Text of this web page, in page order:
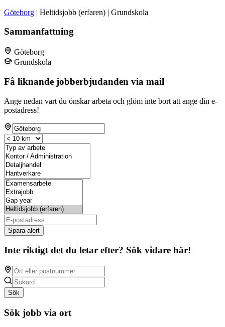
Göteborg | Heltidsjobb (erfaren) | Grundskola
Sammanfattning
Göteborg
Grundskola
Få liknande jobberbjudanden via mail
Ange nedan vart du önskar arbeta och glöm inte bort att ange din e-
postadress!
Spara alert
Inte riktigt det du letar efter? Sök vidare här!
Sök
Sök jobb via ort